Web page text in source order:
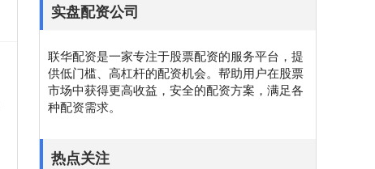
实盘配资公司
联华配资是一家专注于股票配资的服务平台，提
供低门槛、高杠杆的配资机会。帮助用户在股票
市场中获得更高收益，安全的配资方案，满足各
种配资需求。
热点关注